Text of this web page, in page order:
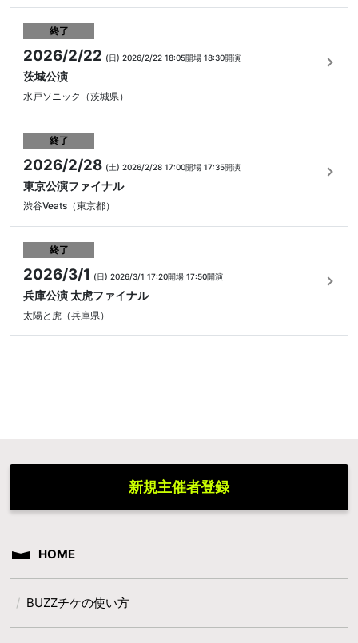
終了
2026/2/22 (日) 2026/2/22 18:05開場 18:30開演
茨城公演
水戸ソニック（茨城県）
終了
2026/2/28 (土) 2026/2/28 17:00開場 17:35開演
東京公演ファイナル
渋谷Veats（東京都）
終了
2026/3/1 (日) 2026/3/1 17:20開場 17:50開演
兵庫公演 太虎ファイナル
太陽と虎（兵庫県）
新規主催者登録
HOME
BUZZチケの使い方